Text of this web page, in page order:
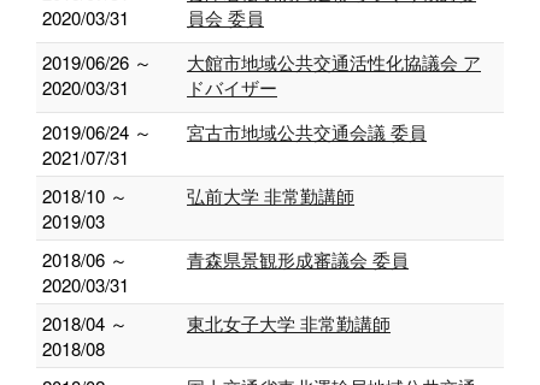
2020/03/31
員会 委員
2019/06/26 ～
2020/03/31
大館市地域公共交通活性化協議会 ア
ドバイザー
2019/06/24 ～
2021/07/31
宮古市地域公共交通会議 委員
2018/10 ～
2019/03
弘前大学 非常勤講師
2018/06 ～
2020/03/31
青森県景観形成審議会 委員
2018/04 ～
2018/08
東北女子大学 非常勤講師